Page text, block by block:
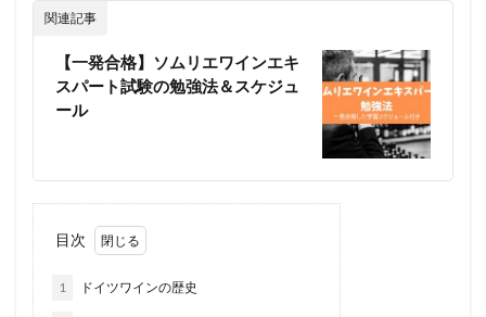
関連記事
【一発合格】ソムリエワインエキ
スパート試験の勉強法＆スケジュ
ール
目次
1 ドイツワインの歴史